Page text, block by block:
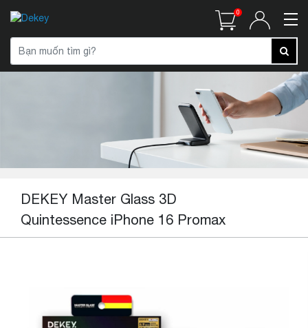
0
DEKEY Master Glass 3D
Quintessence iPhone 16 Promax